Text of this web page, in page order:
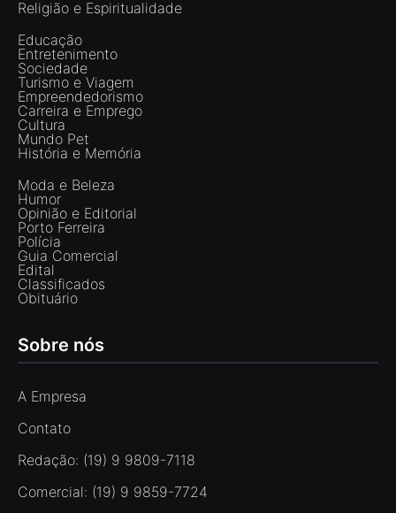
Religião e Espiritualidade
Educação
Entretenimento
Sociedade
Turismo e Viagem
Empreendedorismo
Carreira e Emprego
Cultura
Mundo Pet
História e Memória
Moda e Beleza
Humor
Opinião e Editorial
Porto Ferreira
Polícia
Guia Comercial
Edital
Classificados
Obituário
Sobre nós
A Empresa
Contato
Redação: (19) 9 9809-7118
Comercial: (19) 9 9859-7724